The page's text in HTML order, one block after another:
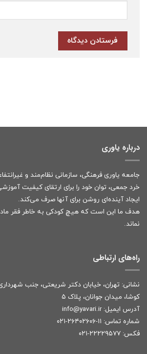
درباره یاوری
جامعه یاوری فرهنگی، سازمانی نظام‌مند و
خرد جمعی، توان خود را برای ارتقای کیفیت
ایجاد آینده‌ای روشن برای آنها صرف می‌کند.
هدف ما این است که هیچ کودکی به خاطر فقر
نماند.
راه‌های ارتباطی
کوشا، میدان جوانان، پلاک ۵
آدرس ایمیل: info@yavari.ir
شماره تماس: ۱۱-۲۶۴۰۲۶۰۶-۰۲۱
فکس: ۲۲۲۲۹۵۷۷-۰۲۱